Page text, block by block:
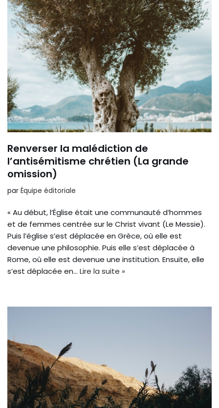
Renverser la malédiction de
l’antisémitisme chrétien (La grande
omission)
par Équipe éditoriale
« Au début, l’Église était une communauté d’hommes
et de femmes centrée sur le Christ vivant (Le Messie).
Puis l’église s’est déplacée en Grèce, où elle est
devenue une philosophie. Puis elle s’est déplacée à
Rome, où elle est devenue une institution. Ensuite, elle
s’est déplacée en… Lire la suite »